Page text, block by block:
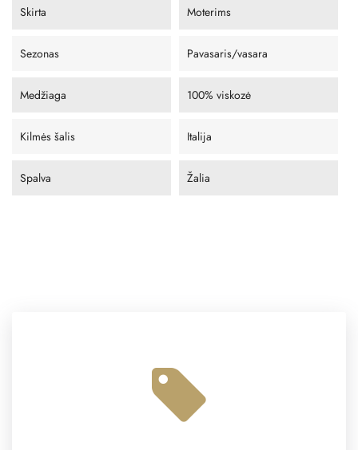
Skirta Moterims
Sezonas Pavasaris/vasara
Medžiaga 100% viskozė
Kilmės šalis Italija
Spalva Žalia